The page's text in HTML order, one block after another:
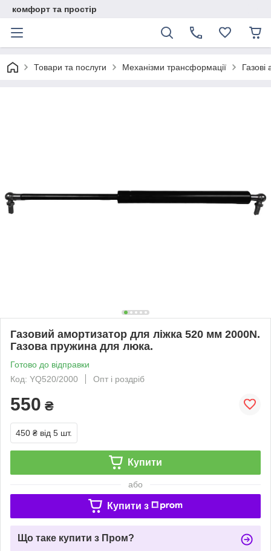
комфорт та простір
Товари та послуги Механізми трансформації
Газовий амортизатор для ліжка 520 мм 2000N.
Газова пружина для люка.
Готово до відправки
Код: YQ520/2000
Опт і роздріб
550 ₴
450 ₴ від 5 шт.
Купити
або
Купити з
Що таке купити з Пром?